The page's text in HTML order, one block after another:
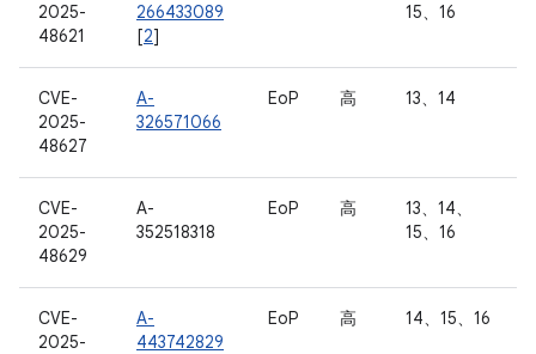
2025-
48621
266433089
[2]
15、16
CVE-
2025-
48627
A-
326571066
EoP 高 13、14
CVE-
2025-
48629
A-
352518318
EoP 高
13、14、
15、16
CVE-
2025-
A-
443742829
EoP 高 14、15、16